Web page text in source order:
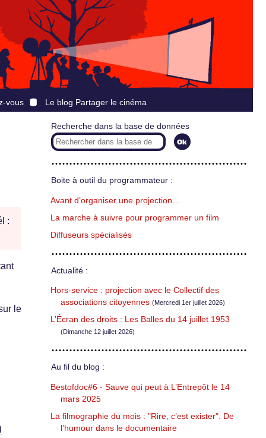
vous Le blog Partager le cinéma
:
le
Recherche dans la base de données
Boite à outil du programmateur :
Avant d’organiser une projection…
La marche à suivre pour programmer un film
Diffuseurs spécialisés
Actualité :
Hors-service : projection avec le Collectif des
associations citoyennes (Mercredi 1er juillet 2026)
L’Écran des droits : Les Balles du 14 juillet 1953
(Dimanche 12 juillet 2026)
Au fil du blog :
Bestofdoc#6 - Sauve qui peut à L’Entrepôt le 14
mars 2025
La filmographie du mois : "Rire, c’est exister". De
l’humour dans le documentaire